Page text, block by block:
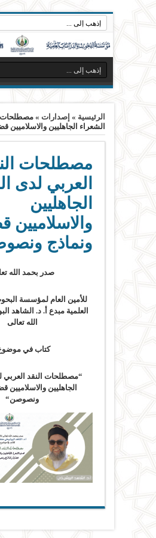
الرئيسية » إصدارات »مصطلحات
الشعراء الجاهليين والاسلاميين
مصطلحات
العربي لدى
الجاهليين
والاسلاميين
ونماذج
صدر بحمد الله
للأمين العام لمؤسسة
العلمية مبدع أ. د. الشاهد
الله تعالى
كتاب في
“مصطلحات النقد العربي
الجاهليين والاسلاميين
ونصوصن“